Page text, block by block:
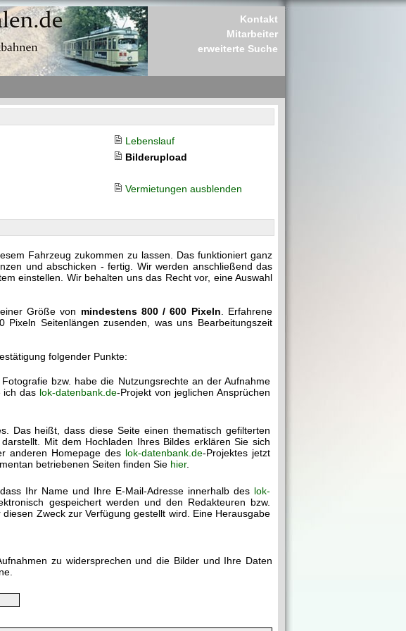
Kontakt
Mitarbeiter
erweiterte Suche
Lebenslauf
Bilderupload
Vermietungen ausblenden
Fahrzeug zukommen zu lassen. Das funktioniert ganz
und abschicken - fertig. Wir werden anschließend das
einstellen. Wir behalten uns das Recht vor, eine Auswahl
Größe von mindestens 800 / 600 Pixeln . Erfahrene
Seitenlängen zusenden, was uns Bearbeitungszeit
folgender Punkte:
bzw. habe die Nutzungsrechte an der Aufnahme
ich das lok-datenbank.de-Projekt von jeglichen Ansprüchen
Das heißt, dass diese Seite einen thematisch gefilterten
Mit dem Hochladen Ihres Bildes erklären Sie sich
anderen Homepage des lok-datenbank.de-Projektes jetzt
betriebenen Seiten finden Sie hier.
Ihr Name und Ihre E-Mail-Adresse innerhalb des lok-
gespeichert werden und den Redakteuren bzw.
Zweck zur Verfügung gestellt wird. Eine Herausgabe
zu widersprechen und die Bilder und Ihre Daten